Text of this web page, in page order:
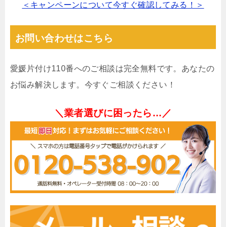
＜キャンペーンについて今すぐ確認してみる！＞
お問い合わせはこちら
愛媛片付け110番へのご相談は完全無料です。あなたの
お悩み解決します。今すぐご相談ください！
＼業者選びに困ったら…／